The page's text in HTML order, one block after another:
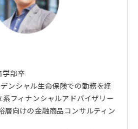
学部卒
ンシャル生命保険での勤務を経
フィナンシャルアドバイザリー
層向けの金融商品コンサルティン